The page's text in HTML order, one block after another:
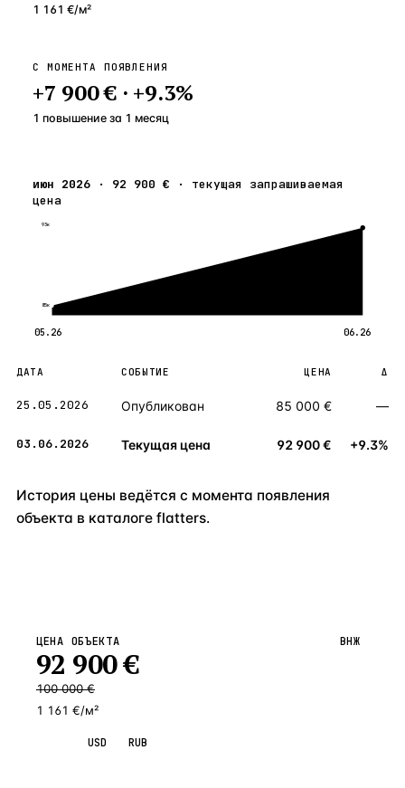
1 161 €/м²
С МОМЕНТА ПОЯВЛЕНИЯ
+7 900 € · +9.3%
1 повышение за 1 месяц
июн 2026 · 92 900 € · текущая запрашиваемая
цена
93к
85к
05.26 06.26
ДАТА СОБЫТИЕ ЦЕНА Δ
25.05.2026 Опубликован 85 000 € —
03.06.2026 Текущая цена 92 900 € +9.3%
История цены ведётся с момента появления
объекта в каталоге flatters.
ЦЕНА ОБЪЕКТА
92 900€
100 000 €
1 161 €/м²
ВНЖ
USD RUB